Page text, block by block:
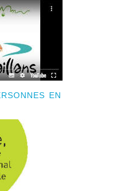
EN